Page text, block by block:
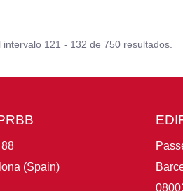
intervalo 121 - 132 de 750 resultados.
88
(Spain)